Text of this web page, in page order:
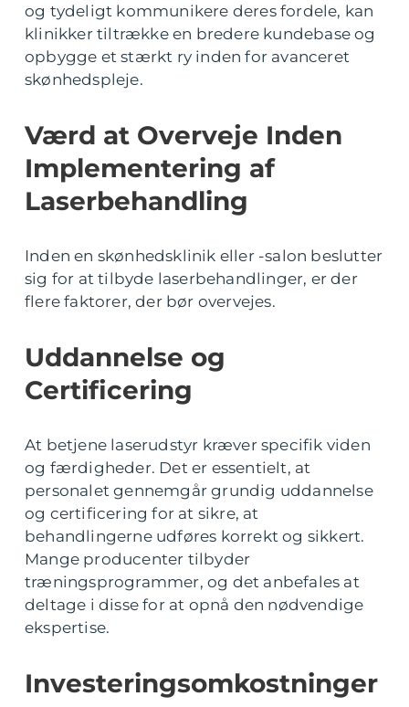
og tydeligt kommunikere deres fordele, kan
klinikker tiltrække en bredere kundebase og
opbygge et stærkt ry inden for avanceret
skønhedspleje.
Værd at Overveje Inden
Implementering af
Laserbehandling
Inden en skønhedsklinik eller -salon beslutter
sig for at tilbyde laserbehandlinger, er der
flere faktorer, der bør overvejes.
Uddannelse og
Certificering
At betjene laserudstyr kræver specifik viden
og færdigheder. Det er essentielt, at
personalet gennemgår grundig uddannelse
og certificering for at sikre, at
behandlingerne udføres korrekt og sikkert.
Mange producenter tilbyder
træningsprogrammer, og det anbefales at
deltage i disse for at opnå den nødvendige
ekspertise.
Investeringsomkostninger